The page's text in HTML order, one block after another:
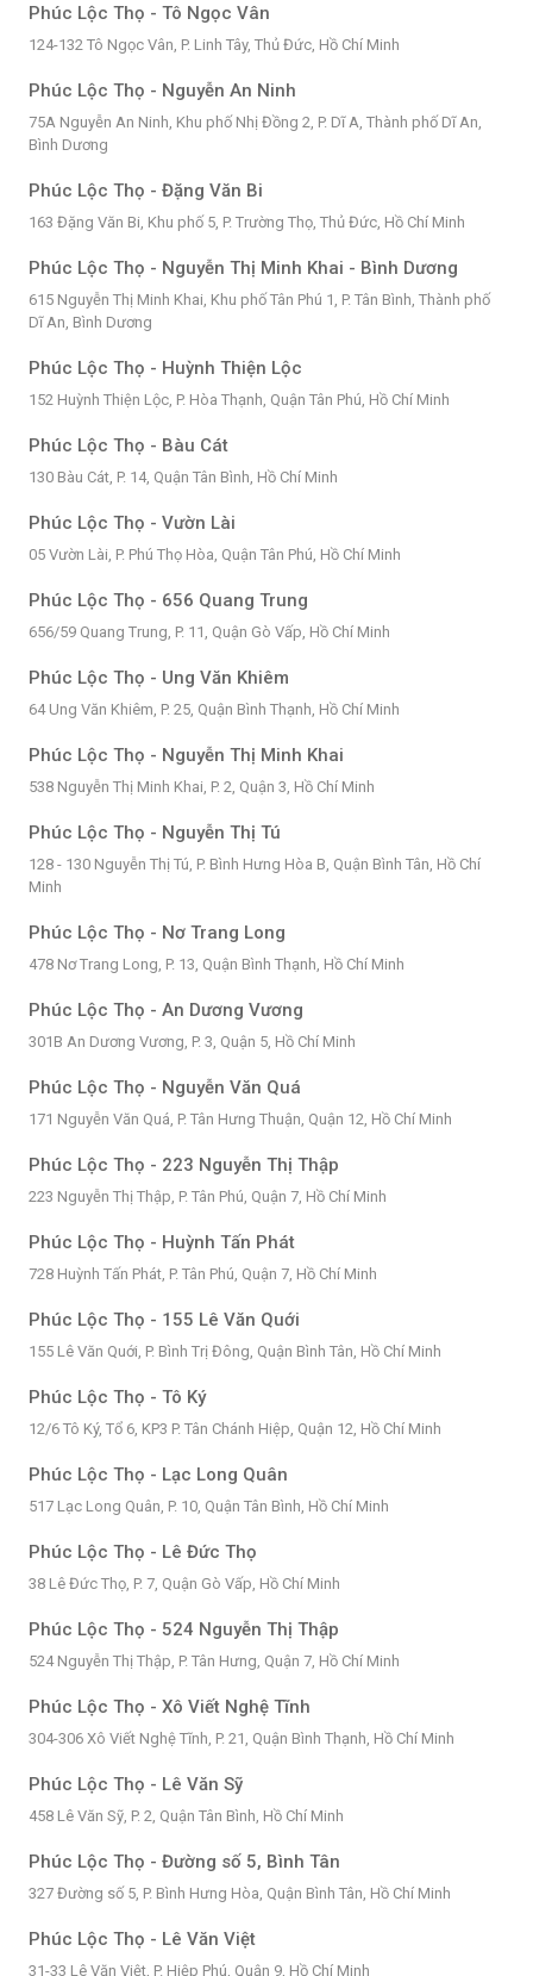
Phúc Lộc Thọ - Tô Ngọc Vân
124-132 Tô Ngọc Vân, P. Linh Tây, Thủ Đức, Hồ Chí Minh
Phúc Lộc Thọ - Nguyễn An Ninh
75A Nguyễn An Ninh, Khu phố Nhị Đồng 2, P. Dĩ A, Thành phố Dĩ An,
Bình Dương
Phúc Lộc Thọ - Đặng Văn Bi
163 Đặng Văn Bi, Khu phố 5, P. Trường Thọ, Thủ Đức, Hồ Chí Minh
Phúc Lộc Thọ - Nguyễn Thị Minh Khai - Bình Dương
615 Nguyễn Thị Minh Khai, Khu phố Tân Phú 1, P. Tân Bình, Thành phố
Dĩ An, Bình Dương
Phúc Lộc Thọ - Huỳnh Thiện Lộc
152 Huỳnh Thiện Lộc, P. Hòa Thạnh, Quận Tân Phú, Hồ Chí Minh
Phúc Lộc Thọ - Bàu Cát
130 Bàu Cát, P. 14, Quận Tân Bình, Hồ Chí Minh
Phúc Lộc Thọ - Vườn Lài
05 Vườn Lài, P. Phú Thọ Hòa, Quận Tân Phú, Hồ Chí Minh
Phúc Lộc Thọ - 656 Quang Trung
656/59 Quang Trung, P. 11, Quận Gò Vấp, Hồ Chí Minh
Phúc Lộc Thọ - Ung Văn Khiêm
64 Ung Văn Khiêm, P. 25, Quận Bình Thạnh, Hồ Chí Minh
Phúc Lộc Thọ - Nguyễn Thị Minh Khai
538 Nguyễn Thị Minh Khai, P. 2, Quận 3, Hồ Chí Minh
Phúc Lộc Thọ - Nguyễn Thị Tú
128 - 130 Nguyễn Thị Tú, P. Bình Hưng Hòa B, Quận Bình Tân, Hồ Chí
Minh
Phúc Lộc Thọ - Nơ Trang Long
478 Nơ Trang Long, P. 13, Quận Bình Thạnh, Hồ Chí Minh
Phúc Lộc Thọ - An Dương Vương
301B An Dương Vương, P. 3, Quận 5, Hồ Chí Minh
Phúc Lộc Thọ - Nguyễn Văn Quá
171 Nguyễn Văn Quá, P. Tân Hưng Thuận, Quận 12, Hồ Chí Minh
Phúc Lộc Thọ - 223 Nguyễn Thị Thập
223 Nguyễn Thị Thập, P. Tân Phú, Quận 7, Hồ Chí Minh
Phúc Lộc Thọ - Huỳnh Tấn Phát
728 Huỳnh Tấn Phát, P. Tân Phú, Quận 7, Hồ Chí Minh
Phúc Lộc Thọ - 155 Lê Văn Quới
155 Lê Văn Quới, P. Bình Trị Đông, Quận Bình Tân, Hồ Chí Minh
Phúc Lộc Thọ - Tô Ký
12/6 Tô Ký, Tổ 6, KP3 P. Tân Chánh Hiệp, Quận 12, Hồ Chí Minh
Phúc Lộc Thọ - Lạc Long Quân
517 Lạc Long Quân, P. 10, Quận Tân Bình, Hồ Chí Minh
Phúc Lộc Thọ - Lê Đức Thọ
38 Lê Đức Thọ, P. 7, Quận Gò Vấp, Hồ Chí Minh
Phúc Lộc Thọ - 524 Nguyễn Thị Thập
524 Nguyễn Thị Thập, P. Tân Hưng, Quận 7, Hồ Chí Minh
Phúc Lộc Thọ - Xô Viết Nghệ Tĩnh
304-306 Xô Viết Nghệ Tĩnh, P. 21, Quận Bình Thạnh, Hồ Chí Minh
Phúc Lộc Thọ - Lê Văn Sỹ
458 Lê Văn Sỹ, P. 2, Quận Tân Bình, Hồ Chí Minh
Phúc Lộc Thọ - Đường số 5, Bình Tân
327 Đường số 5, P. Bình Hưng Hòa, Quận Bình Tân, Hồ Chí Minh
Phúc Lộc Thọ - Lê Văn Việt
31-33 Lê Văn Việt, P. Hiệp Phú, Quận 9, Hồ Chí Minh